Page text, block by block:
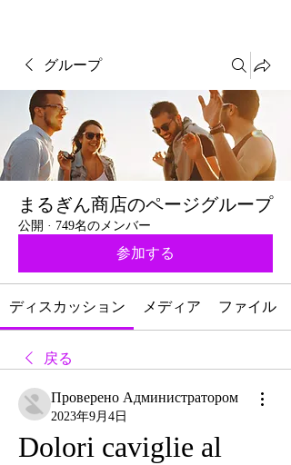
グループ
まるぎん商店のページグループ
公開 · 749名のメンバー
参加する
ディスカッション メディア ファイル
戻る
Проверено Администратором
2023年9月4日
Dolori caviglie al